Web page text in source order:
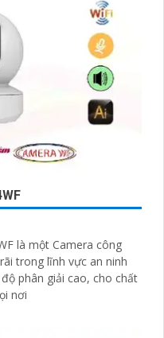
là một Camera công
trong lĩnh vực an ninh
nơi